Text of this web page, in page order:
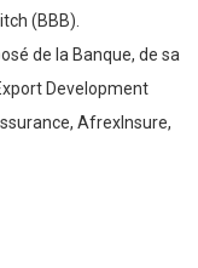
(BBB).
de la Banque, de sa
Development
AfrexInsure,